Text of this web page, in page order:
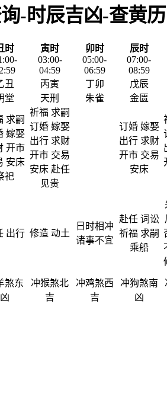
-时辰吉凶-查黄历
时 寅时 卯时
辰时
03:00-
04:59
05:00-
06:59
07:00-
08:59
丑 丙寅 丁卯
戊辰
堂 天刑 朱雀 金匮
求嗣
嫁娶
开市
安床
祀
祈福 求嗣
订婚 嫁娶
出行 求财
开市 交易
安床 赴任
见贵
订婚 嫁娶
出行 求财
开市 交易
安床
出行 修造 动土
日时相冲
诸事不宜
赴任 词讼
祈福 求嗣
乘船
煞东 冲猴煞北 冲鸡煞西 冲狗煞南
凶 吉 吉 凶